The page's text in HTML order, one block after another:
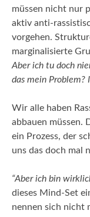
müssen nicht nur
aktiv anti-
vorgehen.
marginalisierte
Aber ich tu doch
das mein Problem?
Wir alle haben
abbauen müssen.
ein Prozess, der
uns das doch mal
“Aber ich bin
dieses Mind-Set
nennen sich nicht